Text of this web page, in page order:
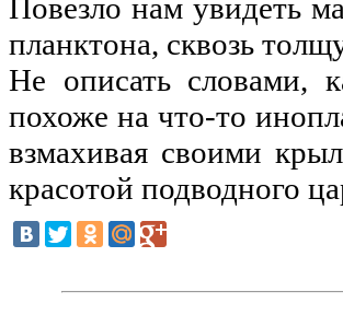
Повезло нам увидеть
планктона, сквозь
Не описать словами,
похоже на что-то
взмахивая своими
красотой подводного